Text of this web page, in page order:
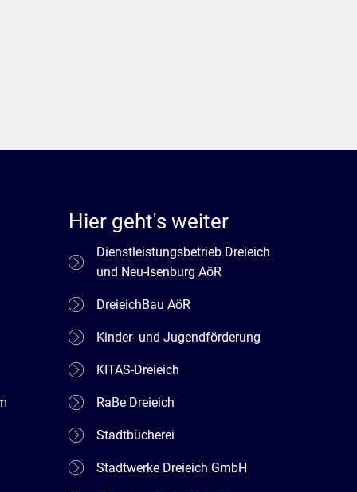
Hier geht's weiter
Dienstleistungsbetrieb Dreieich
und Neu-Isenburg AöR
DreieichBau AöR
Kinder- und Jugendförderung
KITAS-Dreieich
RaBe Dreieich
Stadtbücherei
Stadtwerke Dreieich GmbH